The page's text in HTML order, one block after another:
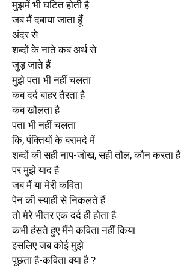
मुझमें भी घटित होती है
जब मैं दबाया जाता हूंँ
अंदर से
शब्दों के नाते कब अर्थ से
जुड़ जाते हैं
मुझे पता भी नहीं चलता
कब दर्द बाहर तैरता है
कब खौलता है
पता भी नहीं चलता
कि, पंक्तियों के बरामदे में
शब्दों की सही नाप-जोख, सही तौल, कौन करता है
पर मुझे याद है
जब मैं या मेरी कविता
पेन की स्याही से निकलते हैं
तो मेरे भीतर एक दर्द ही होता है
कभी हंसते हुए मैंने कविता नहीं किया
इसलिए जब कोई मुझे
पूछता है-कविता क्या है ?